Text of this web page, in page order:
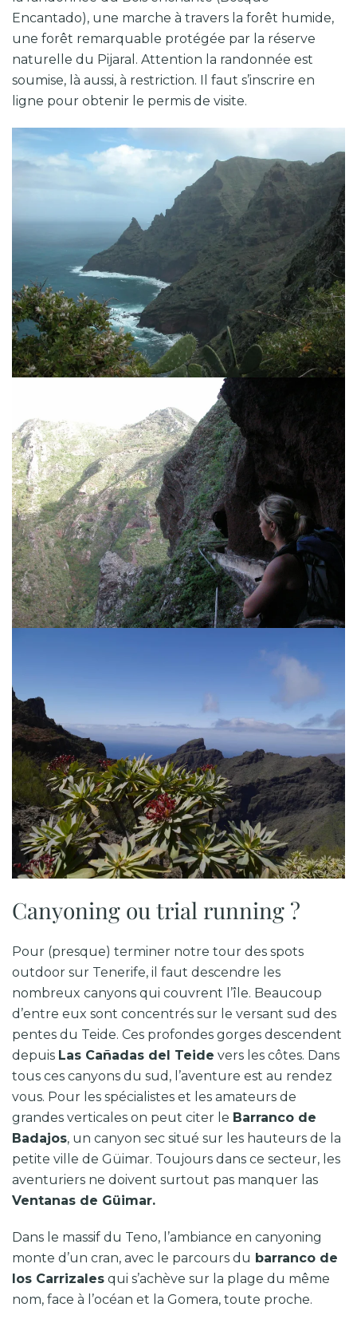
Encantado), une marche à travers la forêt humide,
une forêt remarquable protégée par la réserve
naturelle du Pijaral. Attention la randonnée est
soumise, là aussi, à restriction. Il faut s’inscrire en
ligne pour obtenir le permis de visite.
Canyoning ou trial running ?
Pour (presque) terminer notre tour des spots
outdoor sur Tenerife, il faut descendre les
nombreux canyons qui couvrent l’île. Beaucoup
d’entre eux sont concentrés sur le versant sud des
pentes du Teide. Ces profondes gorges descendent
depuis Las Cañadas del Teide vers les côtes. Dans
tous ces canyons du sud, l’aventure est au rendez
vous. Pour les spécialistes et les amateurs de
grandes verticales on peut citer le Barranco de
Badajos, un canyon sec situé sur les hauteurs de la
petite ville de Güimar. Toujours dans ce secteur, les
aventuriers ne doivent surtout pas manquer las
Ventanas de Güimar.
Dans le massif du Teno, l’ambiance en canyoning
monte d’un cran, avec le parcours du barranco de
los Carrizales qui s’achève sur la plage du même
nom, face à l’océan et la Gomera, toute proche.